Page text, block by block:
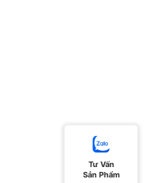
Tư Vấn
Sản Phẩm